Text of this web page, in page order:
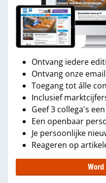
Ontvang iedere
Ontvang onze
Toegang tot álle
Inclusief
Geef 3 collega's
Een openbaar
Je persoonlijke
Reageren op